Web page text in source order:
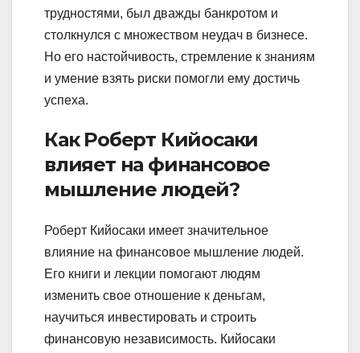
трудностями, был дважды банкротом и
столкнулся с множеством неудач в бизнесе.
Но его настойчивость, стремление к знаниям
и умение взять риски помогли ему достичь
успеха.
Как Роберт Кийосаки
влияет на финансовое
мышление людей?
Роберт Кийосаки имеет значительное
влияние на финансовое мышление людей.
Его книги и лекции помогают людям
изменить свое отношение к деньгам,
научиться инвестировать и строить
финансовую независимость. Кийосаки